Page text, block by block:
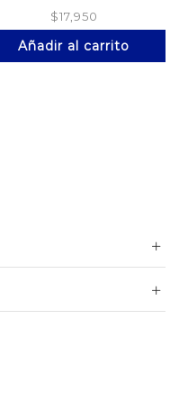
Raiz
$17,950
Añadir al carrito